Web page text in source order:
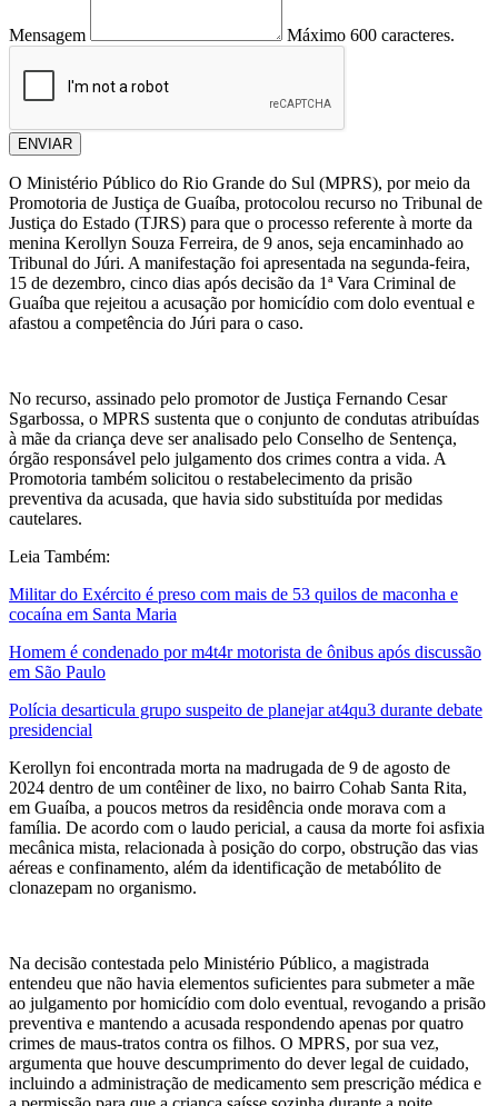
Mensagem Máximo 600 caracteres.
ENVIAR
O Ministério Público do Rio Grande do Sul (MPRS), por meio da
Promotoria de Justiça de Guaíba, protocolou recurso no Tribunal de
Justiça do Estado (TJRS) para que o processo referente à morte da
menina Kerollyn Souza Ferreira, de 9 anos, seja encaminhado ao
Tribunal do Júri. A manifestação foi apresentada na segunda-feira,
15 de dezembro, cinco dias após decisão da 1ª Vara Criminal de
Guaíba que rejeitou a acusação por homicídio com dolo eventual e
afastou a competência do Júri para o caso.
No recurso, assinado pelo promotor de Justiça Fernando Cesar
Sgarbossa, o MPRS sustenta que o conjunto de condutas atribuídas
à mãe da criança deve ser analisado pelo Conselho de Sentença,
órgão responsável pelo julgamento dos crimes contra a vida. A
Promotoria também solicitou o restabelecimento da prisão
preventiva da acusada, que havia sido substituída por medidas
cautelares.
Leia Também:
Militar do Exército é preso com mais de 53 quilos de maconha e
cocaína em Santa Maria
Homem é condenado por m4t4r motorista de ônibus após discussão
em São Paulo
Polícia desarticula grupo suspeito de planejar at4qu3 durante debate
presidencial
Kerollyn foi encontrada morta na madrugada de 9 de agosto de
2024 dentro de um contêiner de lixo, no bairro Cohab Santa Rita,
em Guaíba, a poucos metros da residência onde morava com a
família. De acordo com o laudo pericial, a causa da morte foi asfixia
mecânica mista, relacionada à posição do corpo, obstrução das vias
aéreas e confinamento, além da identificação de metabólito de
clonazepam no organismo.
Na decisão contestada pelo Ministério Público, a magistrada
entendeu que não havia elementos suficientes para submeter a mãe
ao julgamento por homicídio com dolo eventual, revogando a prisão
preventiva e mantendo a acusada respondendo apenas por quatro
crimes de maus-tratos contra os filhos. O MPRS, por sua vez,
argumenta que houve descumprimento do dever legal de cuidado,
incluindo a administração de medicamento sem prescrição médica e